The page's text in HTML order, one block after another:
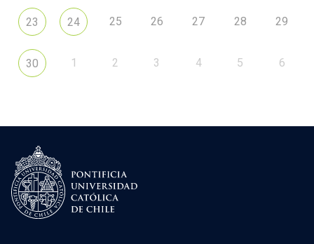
23 24 25 26 27 28 29
30 1 2 3 4 5 6